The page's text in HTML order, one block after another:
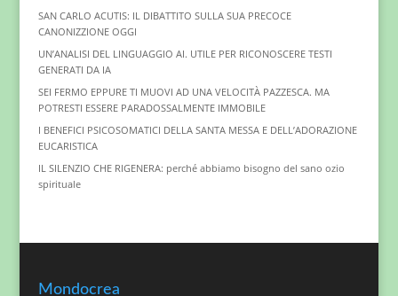
SAN CARLO ACUTIS: IL DIBATTITO SULLA SUA PRECOCE
CANONIZZIONE OGGI
UN’ANALISI DEL LINGUAGGIO AI. UTILE PER RICONOSCERE TESTI
GENERATI DA IA
SEI FERMO EPPURE TI MUOVI AD UNA VELOCITÀ PAZZESCA. MA
POTRESTI ESSERE PARADOSSALMENTE IMMOBILE
I BENEFICI PSICOSOMATICI DELLA SANTA MESSA E DELL’ADORAZIONE
EUCARISTICA
IL SILENZIO CHE RIGENERA: perché abbiamo bisogno del sano ozio
spirituale
Mondocrea